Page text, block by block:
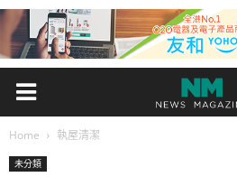
Home 執屋清潔
未分類